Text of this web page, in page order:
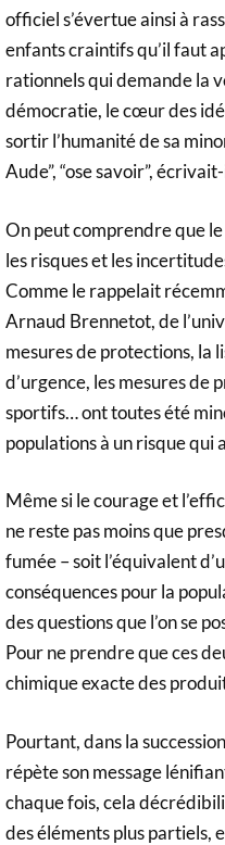
officiel s’évertue ainsi à
enfants craintifs qu’il faut
rationnels qui demande la
démocratie, le cœur des
sortir l’humanité de sa
Aude”, “ose savoir”,
On peut comprendre que
les risques et les
Comme le rappelait
Arnaud Brennetot, de
mesures de protections, la
d’urgence, les mesures de
sportifs… ont toutes été
populations à un risque qui
Même si le courage et
ne reste pas moins que
fumée – soit l’équivalent
conséquences pour la
des questions que l’on se
Pour ne prendre que ces
chimique exacte des
Pourtant, dans la
répète son message
chaque fois, cela
des éléments plus partiels,